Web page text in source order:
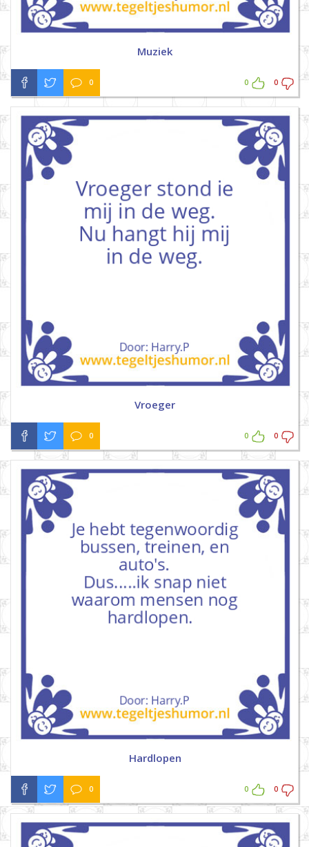
Muziek
0 0 0
Vroeger
0 0 0
Hardlopen
0 0 0